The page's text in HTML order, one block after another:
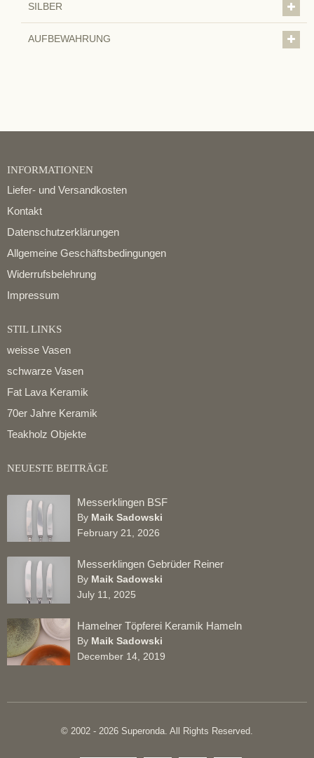
SILBER
AUFBEWAHRUNG
INFORMATIONEN
Liefer- und Versandkosten
Kontakt
Datenschutzerklärungen
Allgemeine Geschäftsbedingungen
Widerrufsbelehrung
Impressum
STIL LINKS
weisse Vasen
schwarze Vasen
Fat Lava Keramik
70er Jahre Keramik
Teakholz Objekte
NEUESTE BEITRÄGE
Messerklingen BSF
By Maik Sadowski
February 21, 2026
Messerklingen Gebrüder Reiner
By Maik Sadowski
July 11, 2025
Hamelner Töpferei Keramik Hameln
By Maik Sadowski
December 14, 2019
© 2002 - 2026 Superonda. All Rights Reserved.